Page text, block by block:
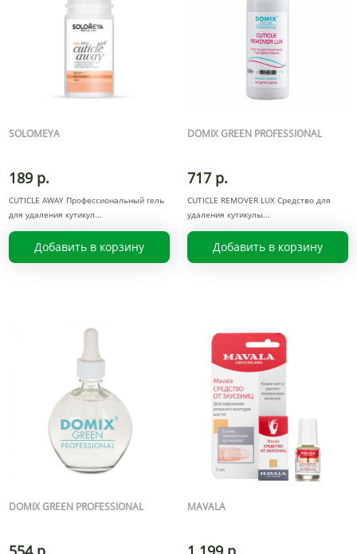
SOLOMEYA
189 р.
CUTICLE AWAY Профессиональный гель
для удаления кутикул
Добавить в корзину
DOMIX GREEN PROFESSIONAL
717 р.
CUTICLE REMOVER LUX Средство для
удаления кутикулы
Добавить в корзину
DOMIX GREEN PROFESSIONAL MAVALA